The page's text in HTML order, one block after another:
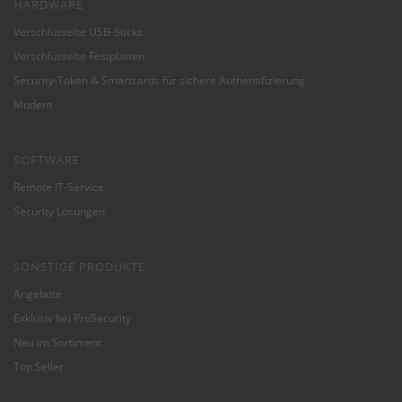
HARDWARE
Verschlüsselte USB-Sticks
Verschlüsselte Festplatten
Security-Token & Smartcards für sichere Authentifizierung
Modem
SOFTWARE
Remote IT-Service
Security Lösungen
SONSTIGE PRODUKTE
Angebote
Exklusiv bei ProSecurity
Neu im Sortiment
Top Seller